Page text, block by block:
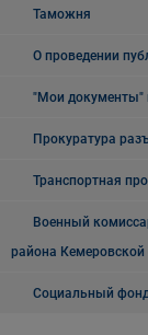
Таможня
О проведении
"Мои документы"
Прокуратура
Транспортная
Военный
района Кемеровской
Социальный